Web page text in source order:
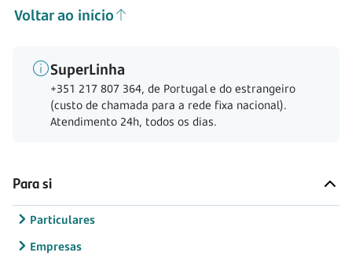
Voltar ao início
SuperLinha
+351 217 807 364, de Portugal e do estrangeiro
(custo de chamada para a rede fixa nacional).
Atendimento 24h, todos os dias.
Para si
Particulares
Empresas